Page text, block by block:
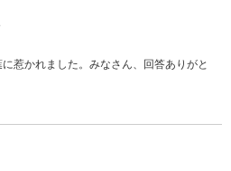
惹かれました。みなさん、回答ありがと